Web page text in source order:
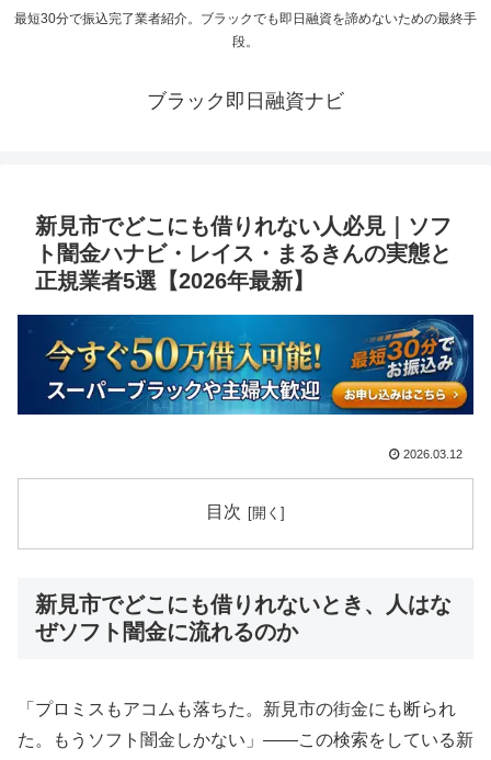
最短30分で振込完了業者紹介。ブラックでも即日融資を諦めないための最終手
段。
ブラック即日融資ナビ
新見市でどこにも借りれない人必見｜ソフ
ト闇金ハナビ・レイス・まるきんの実態と
正規業者5選【2026年最新】
2026.03.12
目次
新見市でどこにも借りれないとき、人はな
ぜソフト闇金に流れるのか
「プロミスもアコムも落ちた。新見市の街金にも断られ
た。もうソフト闇金しかない」——この検索をしている新